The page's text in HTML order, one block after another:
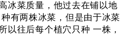
冰菜质量，他过去在铺以地
有两株冰菜，但是由于冰菜
以往后每个植穴只种 一株，